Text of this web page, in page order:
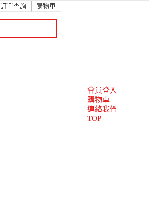
訂單查詢 購物車
會員登入
購物車
連絡我們
TOP